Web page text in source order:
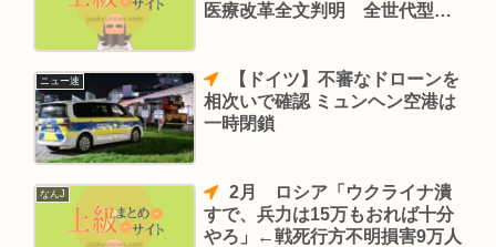
医療改革全文判明 全世代型社
ニュー速
相次いで確認 ミュンヘン空港は
一時閉鎖
なんJ
2月 ロシア「ウクライナ潰
すで、兵力は15万もおれば十分
やろ」←戦死行方不明損害9万人